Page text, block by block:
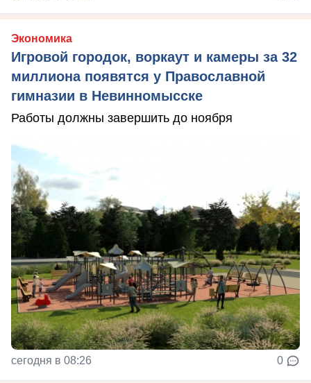
Экономика
Игровой городок, воркаут и камеры за 32
миллиона появятся у Православной
гимназии в Невинномысске
Работы должны завершить до ноября
сегодня в 08:26 0